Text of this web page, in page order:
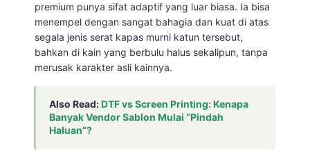
premium punya sifat adaptif yang luar biasa. Ia bisa
menempel dengan sangat bahagia dan kuat di atas
segala jenis serat kapas murni katun tersebut,
bahkan di kain yang berbulu halus sekalipun, tanpa
merusak karakter asli kainnya.
Also Read:DTF vs Screen Printing: Kenapa
Banyak Vendor Sablon Mulai “Pindah
Haluan”?